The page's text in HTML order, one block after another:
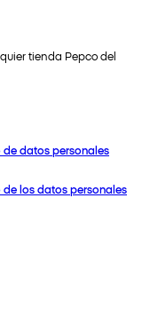
tienda Pepco del
datos personales
los datos personales